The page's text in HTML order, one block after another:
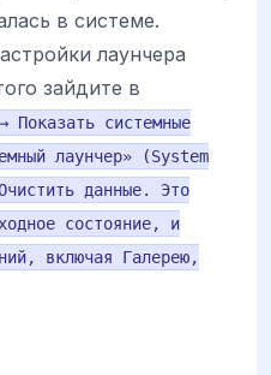
в системе.
лаунчера
зайдите в
Показать системные
лаунчер» (System
данные. Это
состояние, и
включая Галерею,